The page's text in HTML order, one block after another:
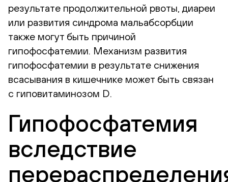
результате продолжительной рвоты, диареи
или развития синдрома мальабсорбции
также могут быть причиной
гипофосфатемии. Механизм развития
гипофосфатемии в результате снижения
всасывания в кишечнике может быть связан
с гиповитаминозом D.
Гипофосфатемия
вследствие